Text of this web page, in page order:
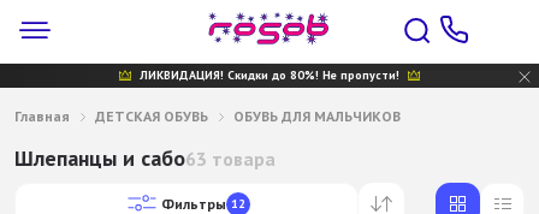
ЛИКВИДАЦИЯ! Скидки до 80%! Не пропусти!
Главная ДЕТСКАЯ ОБУВЬ ОБУВЬ ДЛЯ МАЛЬЧИКОВ
Шлепанцы и сабо63 товара
Фильтры 12